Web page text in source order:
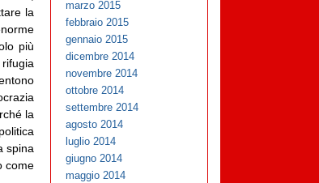
la
più
la
spina
come
marzo 2015
febbraio 2015
gennaio 2015
dicembre 2014
novembre 2014
ottobre 2014
settembre 2014
agosto 2014
luglio 2014
giugno 2014
maggio 2014